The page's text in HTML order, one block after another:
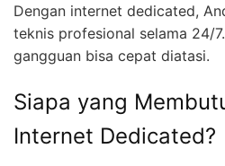
Dengan internet dedicated,
teknis profesional selama 24/
gangguan bisa cepat diatasi.
Siapa yang
Internet Dedicated?